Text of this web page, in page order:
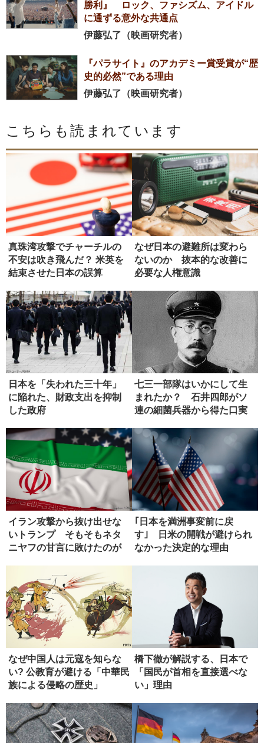
勝利』 ロック、ファシズム、アイドル
に通ずる意外な共通点
伊藤弘了（映画研究者）
『パラサイト』のアカデミー賞受賞が“歴
史的必然”である理由
伊藤弘了（映画研究者）
こちらも読まれています
真珠湾攻撃でチャーチルの
不安は吹き飛んだ？ 米英を
結束させた日本の誤算
なぜ日本の避難所は変わら
ないのか 抜本的な改善に
必要な人権意識
日本を「失われた三十年」
に陥れた、財政支出を抑制
した政府
七三一部隊はいかにして生
まれたか？ 石井四郎がソ
連の細菌兵器から得た口実
イラン攻撃から抜け出せな
いトランプ そもそもネタ
ニヤフの甘言に敗けたのが
｢日本を満洲事変前に戻
す｣ 日米の開戦が避けられ
なかった決定的な理由
なぜ中国人は元寇を知らな
い? 公教育が避ける「中華民
族による侵略の歴史」
橋下徹が解説する、日本で
「国民が首相を直接選べな
い」理由